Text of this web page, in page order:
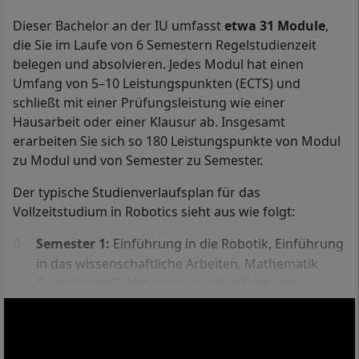
Mit Ihrem Bachelor in Robotics arbeiten Sie beispielsweise als
Projektmanager Robotik.
Ins berufsbegleitende Fernstudium Robotics an der IU
Internationalen Hochschule können Sie zugelassen
werden, wenn Sie entweder einAbitur(die allgemeine
Hochschulreife), ein Fachabitur oder die
fachgebundene Hochschulreife vorlegen.
Darüber hinaus können SieRobotics auch ohne
Abiturstudieren. Um ohne Abitur ins IU-Fernstudium
Aufstiegsfortbildung, etwa zum Staatlich geprüften
Betriebswirt bzw. zur Staatlich geprüften
Dieser Bachelor an der IU umfasstetwa 31 Module,
die Sie im Laufe von 6 Semestern Regelstudienzeit
belegen und absolvieren. Jedes Modul hat einen
Umfang von 5–10 Leistungspunkten (ECTS) und
schließt mit einer Prüfungsleistung wie einer
Hausarbeit oder einer Klausur ab. Insgesamt
erarbeiten Sie sich so 180 Leistungspunkte von Modul
zu Modul und von Semester zu Semester.
Der typische Studienverlaufsplan für das
Vollzeitstudium in Robotics sieht aus wie folgt:
Semester 1: Einführung in die Robotik, Einführung
in das wissenschaftliche Arbeiten, Mathematik
technische Grundlagen, Mathematik: Lineare